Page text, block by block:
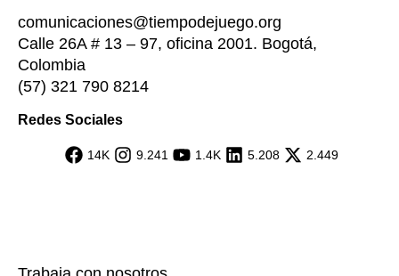
comunicaciones@tiempodejuego.org
Calle 26A # 13 – 97, oficina 2001. Bogotá,
Colombia
(57) 321 790 8214
Redes Sociales
14K 9.241 1.4K 5.208 2.449